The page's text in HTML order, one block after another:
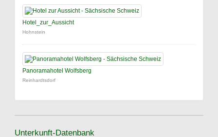
Hotel_zur_Aussicht
Hohnstein
Panoramahotel Wolfsberg
Reinhardtsdorf
Unterkunft-Datenbank